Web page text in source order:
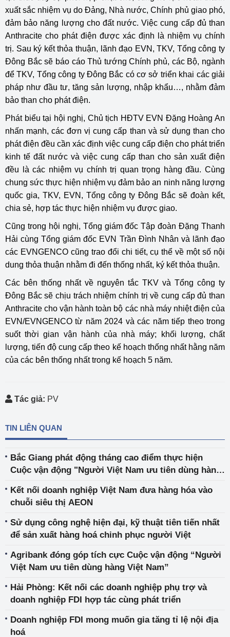
xuất sắc nhiệm vụ do Đảng, Nhà nước, Chính phủ giao phó,
đảm bảo năng lượng cho đất nước. Việc cung cấp đủ than
Anthracite cho phát điện được xác định là nhiệm vụ chính
trị. Sau ký kết thỏa thuận, lãnh đạo EVN, TKV, Tổng công ty
Đông Bắc sẽ báo cáo Thủ tướng Chính phủ, các Bộ, ngành
để TKV, Tổng công ty Đông Bắc có cơ sở triển khai các giải
pháp như đầu tư, tăng sản lượng, nhập khẩu…, nhằm đảm
bảo than cho phát điện.
Phát biểu tại hội nghị, Chủ tịch HĐTV EVN Đặng Hoàng An
nhấn mạnh, các đơn vị cung cấp than và sử dụng than cho
phát điện đều cần xác định việc cung cấp điện cho phát triển
kinh tế đất nước và việc cung cấp than cho sản xuất điện
đều là các nhiệm vụ chính trị quan trọng hàng đầu. Cùng
chung sức thực hiện nhiệm vụ đảm bảo an ninh năng lượng
quốc gia, TKV, EVN, Tổng công ty Đông Bắc sẽ đoàn kết,
chia sẻ, hợp tác thực hiện nhiệm vụ được giao.
Cũng trong hội nghị, Tổng giám đốc Tập đoàn Đặng Thanh
Hải cùng Tổng giám đốc EVN Trần Đình Nhân và lãnh đạo
các EVNGENCO cũng trao đổi chi tiết, cụ thể về một số nội
dung thỏa thuận nhằm đi đến thống nhất, ký kết thỏa thuận.
Các bên thống nhất về nguyên tắc TKV và Tổng công ty
Đông Bắc sẽ chịu trách nhiệm chính trị về cung cấp đủ than
Anthracite cho vận hành toàn bộ các nhà máy nhiệt điện của
EVN/EVNGENCO từ năm 2024 và các năm tiếp theo trong
suốt thời gian vận hành của nhà máy; khối lượng, chất
lượng, tiến độ cung cấp theo kế hoạch thống nhất hằng năm
của các bên thống nhất trong kế hoạch 5 năm.
Tác giả: PV
TIN LIÊN QUAN
Bắc Giang phát động tháng cao điểm thực hiện
Cuộc vận động "Người Việt Nam ưu tiên dùng hàng
Kết nối doanh nghiệp Việt Nam đưa hàng hóa vào
chuỗi siêu thị AEON
Sử dụng công nghệ hiện đại, kỹ thuật tiên tiến nhất
để sản xuất hàng hoá chinh phục người Việt
Agribank đóng góp tích cực Cuộc vận động “Người
Việt Nam ưu tiên dùng hàng Việt Nam”
Hải Phòng: Kết nối các doanh nghiệp phụ trợ và
doanh nghiệp FDI hợp tác cùng phát triển
Doanh nghiệp FDI mong muốn gia tăng tỉ lệ nội địa
hoá